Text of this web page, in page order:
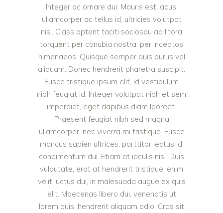
Integer ac ornare dui. Mauris est lacus,
ullamcorper ac tellus id, ultricies volutpat
nisi. Class aptent taciti sociosqu ad litora
torquent per conubia nostra, per inceptos
himenaeos. Quisque semper quis purus vel
aliquam. Donec hendrerit pharetra suscipit.
Fusce tristique ipsum elit, id vestibulum
nibh feugiat id. Integer volutpat nibh et sem
imperdiet, eget dapibus diam laoreet.
Praesent feugiat nibh sed magna
ullamcorper, nec viverra mi tristique. Fusce
rhoncus sapien ultrices, porttitor lectus id,
condimentum dui. Etiam at iaculis nisl. Duis
vulputate, erat at hendrerit tristique, enim
velit luctus dui, in malesuada augue ex quis
elit. Maecenas libero dui, venenatis ut
lorem quis, hendrerit aliquam odio. Cras sit